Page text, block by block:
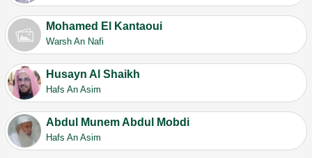
Mohamed El Kantaoui
Warsh An Nafi
Husayn Al Shaikh
Hafs An Asim
Abdul Munem Abdul Mobdi
Hafs An Asim